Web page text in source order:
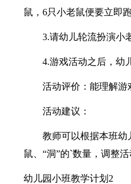
鼠，6只小老鼠便要立即跑
3.请幼儿轮流扮演小
4.游戏活动之后，幼
活动评价：能理解游
活动建议：
教师可以根据本班幼
鼠、“洞”的`数量，调整活
幼儿园小班教学计划2